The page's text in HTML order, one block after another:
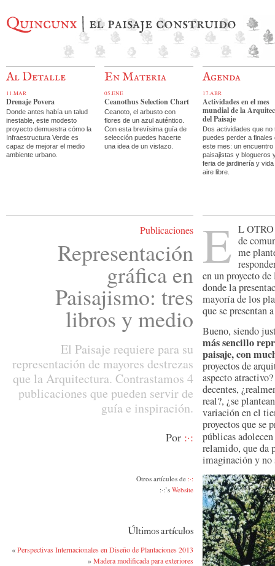
Quincunx | el paisaje construido
Al Detalle
11.MAR
Drenaje Povera
Donde antes había un talud
inestable, este modesto
proyecto demuestra cómo la
Infraestructura Verde es
capaz de mejorar el medio
ambiente urbano.
En Materia
05.ENE
Ceanothus Selection Chart
Ceanoto, el arbusto con
flores de un azul auténtico.
Con esta brevísima guía de
selección puedes hacerte
una idea de un vistazo.
Agenda
17.ABR
Actividades en el mes
mundial de la
del Paisaje
Dos actividades que no
puedes perder a finales
este mes: un encuentro
paisajistas y blogueros
feria de jardinería y vida
aire libre.
Publicaciones
Representación
gráfica en
Paisajismo: tres
libros y medio
El Paisaje requiere para su
representación de mayores destrezas
que la Arquitectura. Contrastamos 4
publicaciones que pueden servir de
guía e inspiración.
Por :·:
Otros artículos de :·:
:·:’s Website
Últimos artículos
«Perspectivas Internacionales en Diseño de Plantaciones 2013
»Madera modificada para exteriores
E l otro
de
me
en un proyecto
donde la
mayoría de los
que se presentan
Bueno, siendo
más sencillo
paisaje, con
proyectos de
aspecto
decentes,
real?, ¿se
variación en el
proyectos que se
públicas
relamido, que da
imaginación y no